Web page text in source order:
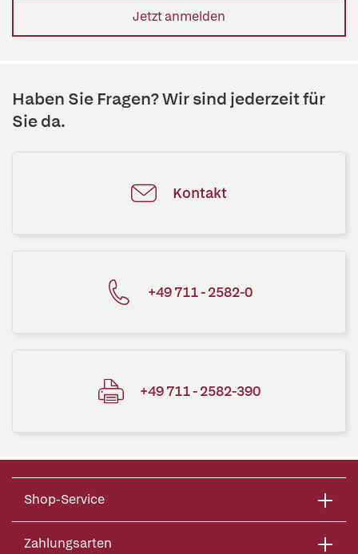
Jetzt anmelden
Haben Sie Fragen? Wir sind jederzeit für
Sie da.
Kontakt
+49 711 - 2582-0
+49 711 - 2582-390
Shop-Service
Zahlungsarten